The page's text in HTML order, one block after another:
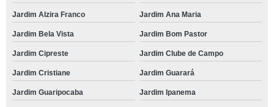
Jardim Alzira Franco Jardim Ana Maria
Jardim Bela Vista Jardim Bom Pastor
Jardim Cipreste Jardim Clube de Campo
Jardim Cristiane Jardim Guarará
Jardim Guaripocaba Jardim Ipanema